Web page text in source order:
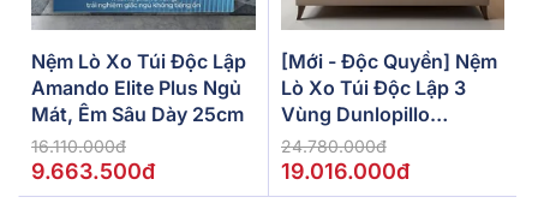
Nệm Lò Xo Túi Độc Lập
Amando Elite Plus Ngủ
Mát, Êm Sâu Dày 25cm
16.110.000đ
9.663.500đ
[Mới - Độc Quyền] Nệm
Lò Xo Túi Độc Lập 3
Vùng Dunlopillo
De.Stress Powerful
24.780.000đ
19.016.000đ